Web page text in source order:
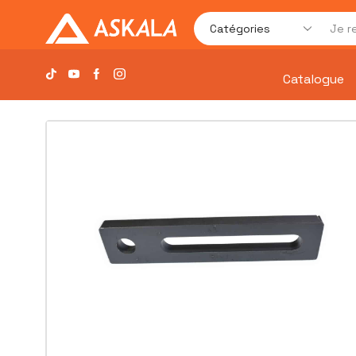
Catalogue